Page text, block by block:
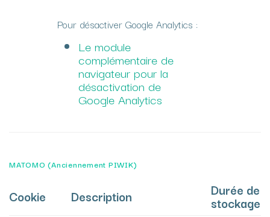
Pour désactiver Google Analytics :
Le module
complémentaire de
navigateur pour la
désactivation de
Google Analytics
MATOMO (Anciennement PIWIK)
Cookie Description Durée de
stockage